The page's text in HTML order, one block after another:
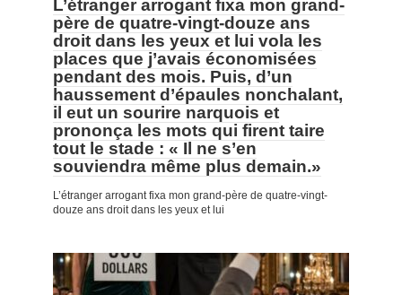
L’étranger arrogant fixa mon grand-
père de quatre-vingt-douze ans
droit dans les yeux et lui vola les
places que j’avais économisées
pendant des mois. Puis, d’un
haussement d’épaules nonchalant,
il eut un sourire narquois et
prononça les mots qui firent taire
tout le stade : « Il ne s’en
souviendra même plus demain.»
L’étranger arrogant fixa mon grand-père de quatre-vingt-
douze ans droit dans les yeux et lui